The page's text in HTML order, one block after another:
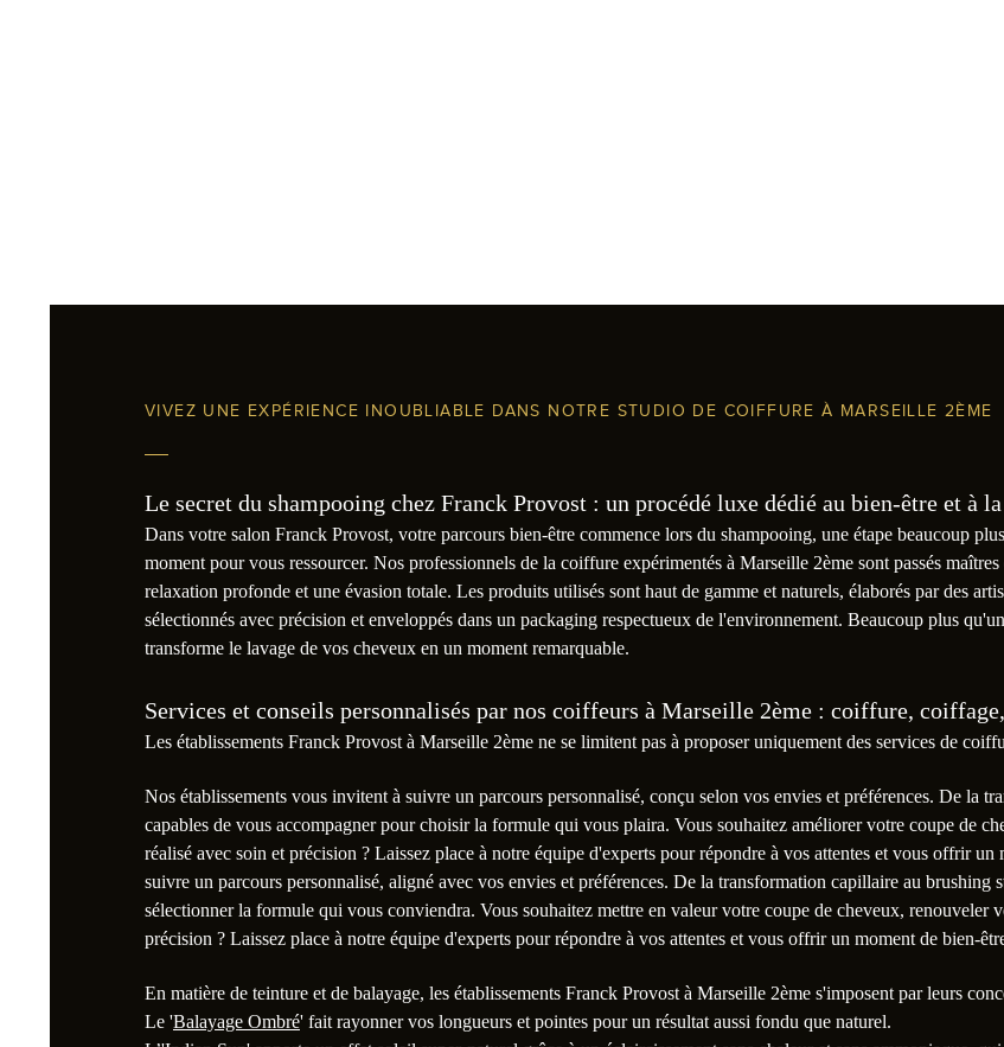
VIVEZ UNE EXPÉRIENCE INOUBLIABLE DANS NOTRE STUDIO DE COIFFURE À MARSEILLE 2ÈME
Le secret du shampooing chez Franck Provost : un procédé luxe dédié au bien-être et à
Dans votre salon Franck Provost, votre parcours bien-être commence lors du shampooing, une étape beaucoup
moment pour vous ressourcer. Nos professionnels de la coiffure expérimentés à Marseille 2ème sont passés
relaxation profonde et une évasion totale. Les produits utilisés sont haut de gamme et naturels, élaborés par des
sélectionnés avec précision et enveloppés dans un packaging respectueux de l'environnement. Beaucoup plus
transforme le lavage de vos cheveux en un moment remarquable.
Services et conseils personnalisés par nos coiffeurs à Marseille 2ème : coiffure,
Les établissements Franck Provost à Marseille 2ème ne se limitent pas à proposer uniquement des services de
Nos établissements vous invitent à suivre un parcours personnalisé, conçu selon vos envies et préférences. De la
capables de vous accompagner pour choisir la formule qui vous plaira. Vous souhaitez améliorer votre coupe de
réalisé avec soin et précision ? Laissez place à notre équipe d'experts pour répondre à vos attentes et vous offrir
suivre un parcours personnalisé, aligné avec vos envies et préférences. De la transformation capillaire au brushing
sélectionner la formule qui vous conviendra. Vous souhaitez mettre en valeur votre coupe de cheveux, renouveler
précision ? Laissez place à notre équipe d'experts pour répondre à vos attentes et vous offrir un moment de bien-
En matière de teinture et de balayage, les établissements Franck Provost à Marseille 2ème s'imposent par leurs
Le 'Balayage Ombré' fait rayonner vos longueurs et pointes pour un résultat aussi fondu que naturel.